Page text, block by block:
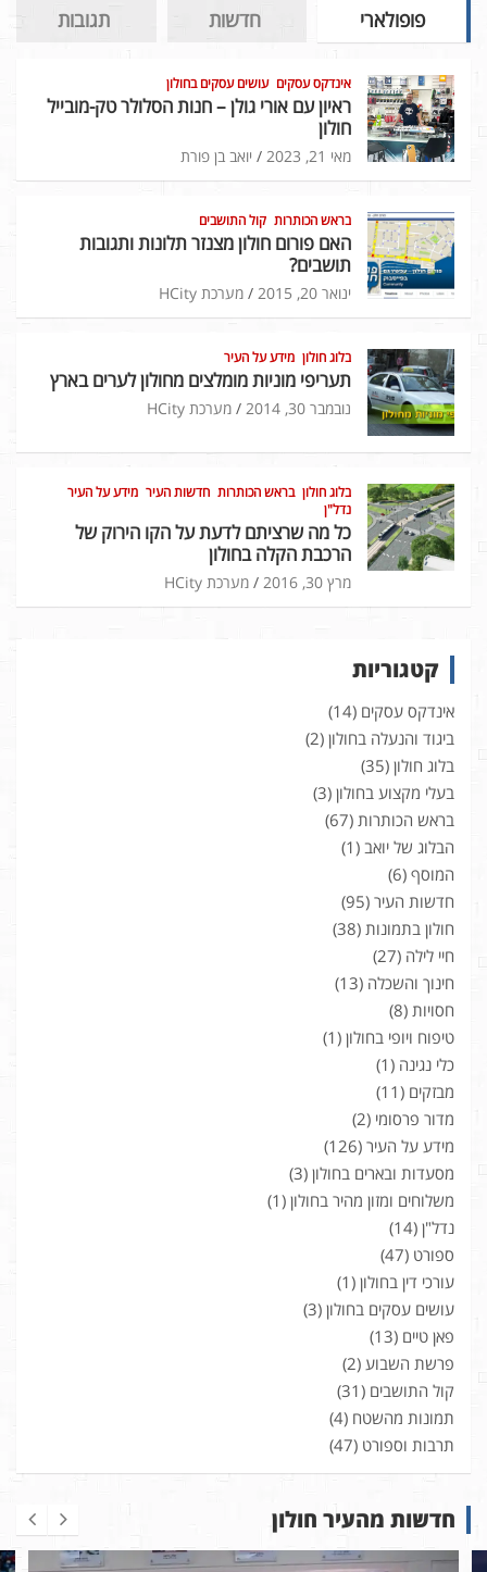
פופולארי חדשות תגובות
אינדקס עסקים עושים עסקים בחולון
ראיון עם אורי גולן – חנות הסלולר טק-מובייל
חולון
מאי 21, 2023 יואב בן פורת
בראש הכותרות קול התושבים
האם פורום חולון מצנזר תלונות ותגובות
תושבים?
ינואר 20, 2015 מערכת HCity
בלוג חולון מידע על העיר
תעריפי מוניות מומלצים מחולון לערים בארץ
נובמבר 30, 2014 מערכת HCity
בלוג חולון בראש הכותרות חדשות העיר מידע על העיר
נדל"ן
כל מה שרציתם לדעת על הקו הירוק של
הרכבת הקלה בחולון
מרץ 30, 2016 מערכת HCity
קטגוריות
אינדקס עסקים (14)
ביגוד והנעלה בחולון (2)
בלוג חולון (35)
בעלי מקצוע בחולון (3)
בראש הכותרות (67)
הבלוג של יואב (1)
המוסף (6)
חדשות העיר (95)
חולון בתמונות (38)
חיי לילה (27)
חינוך והשכלה (13)
חסויות (8)
טיפוח ויופי בחולון (1)
כלי נגינה (1)
מבזקים (11)
מדור פרסומי (2)
מידע על העיר (126)
מסעדות ובארים בחולון (3)
משלוחים ומזון מהיר בחולון (1)
נדל"ן (14)
ספורט (47)
עורכי דין בחולון (1)
עושים עסקים בחולון (3)
פאן טיים (13)
פרשת השבוע (2)
קול התושבים (31)
תמונות מהשטח (4)
תרבות וספורט (47)
חדשות מהעיר חולון